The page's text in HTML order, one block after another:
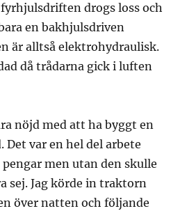
drogs loss och
en bakhjulsdriven
är alltså elektrohydraulisk.
då trådarna gick i luften
nöjd med att ha byggt en
var en hel del arbete
pengar men utan den skulle
sej. Jag körde in traktorn
över natten och följande